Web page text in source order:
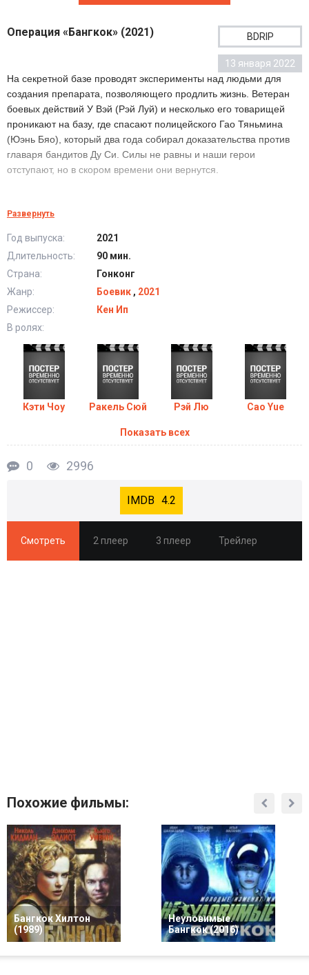
Операция «Бангкок» (2021) BDRIP
13 января 2022
На секретной базе проводят эксперименты над людьми для
создания препарата, позволяющего продлить жизнь. Ветеран
боевых действий У Вэй (Рэй Луй) и несколько его товарищей
проникают на базу, где спасают полицейского Гао Тяньмина
(Юэнь Бяо), который два года собирал доказательства против
главаря бандитов Ду Си. Силы не равны и наши герои
отступают, но в скором времени они вернутся.
Операция «Бангкок» (2021) в хорошем качестве
Развернуть
Год выпуска:
2021
Длительность:
90 мин.
Страна:
Гонконг
Жанр:
Боевик , 2021
Режиссер:
Кен Ип
В ролях:
Кэти Чоу Ракель Сюй Рэй Лю Cao Yue
Показать всех
0 2996
4.2
Смотреть 2 плеер 3 плеер Трейлер
Похожие фильмы:
Бангкок Хилтон
(1989)
Неуловимые.
Бангкок (2016)